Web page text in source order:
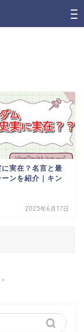
実在？名言と最
ンを紹介｜キン
2025年6月17日